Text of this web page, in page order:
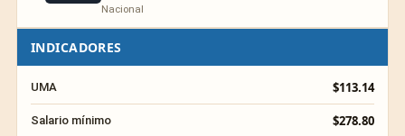
Nacional
INDICADORES
UMA $113.14
Salario mínimo $278.80